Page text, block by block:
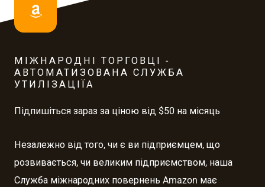
МІЖНАРОДНІ ТОРГОВЦІ -
АВТОМАТИЗОВАНА СЛУЖБА
УТИЛІЗАЦІЇA
Підпишіться зараз за ціною від $50 на місяць
Незалежно від того, чи є ви підприємцем, що
розвивається, чи великим підприємством, наша
Служба міжнародних повернень Amazon має